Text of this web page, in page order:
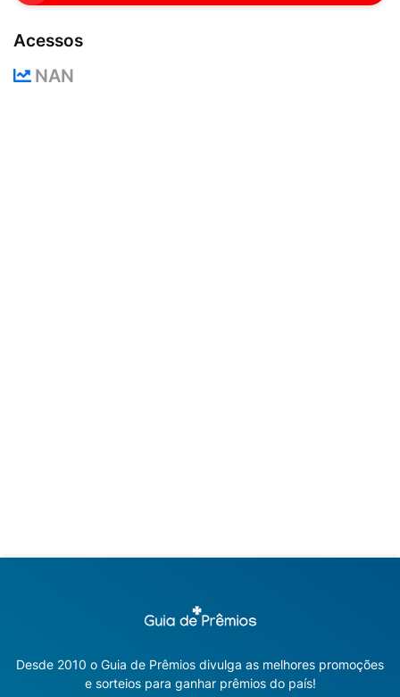
Acessos
NAN
Desde 2010 o Guia de Prêmios divulga as melhores promoções
e sorteios para ganhar prêmios do país!